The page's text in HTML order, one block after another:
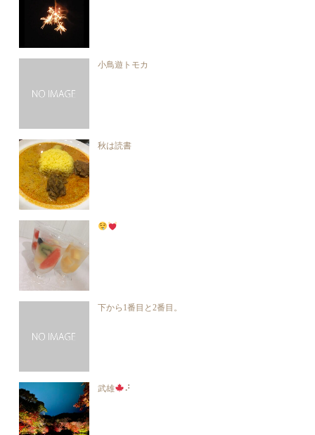
小鳥遊トモカ
秋は読書
下から1番目と2番目。
武雄 ⠜